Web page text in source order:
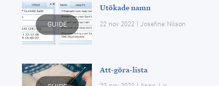
GUIDE
Utökade namn
22 nov 2022 | Josefine Nilson
Att-göra-lista